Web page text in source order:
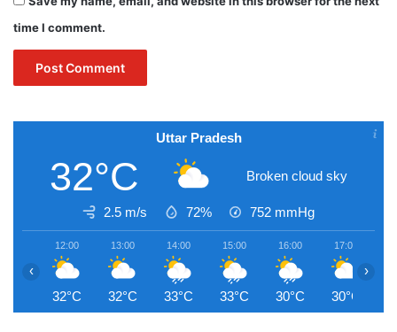
time I comment.
Uttar Pradesh
32°C Broken cloud sky
2.5 m/s 72% 752 mmHg
12:00
32°C
13:00
32°C
14:00
33°C
15:00
33°C
16:00
30°C
17:00
30°C
‹ ›